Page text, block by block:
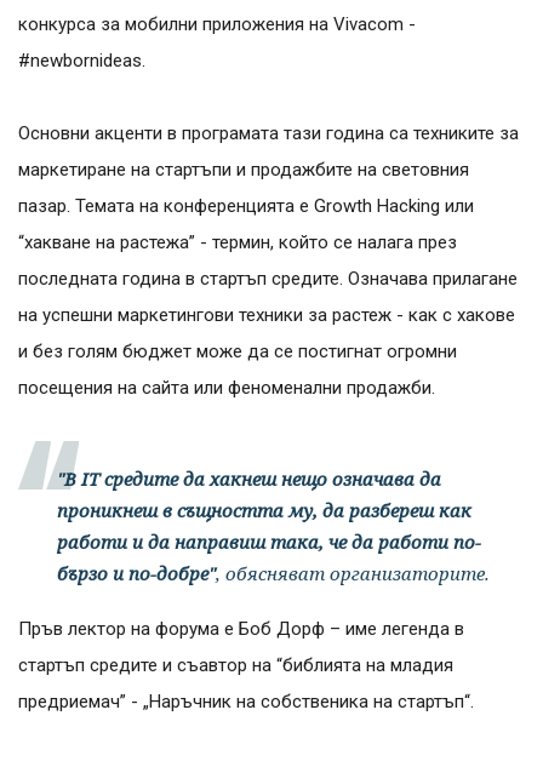
конкурса за мобилни приложения на Vivacom -
#newbornideas.
Основни акценти в програмата тази година са техниките за
маркетиране на стартъпи и продажбите на световния
пазар. Темата на конференцията е Growth Hacking или
“хакване на растежа” - термин, който се налага през
последната година в стартъп средите. Означава прилагане
на успешни маркетингови техники за растеж - как с хакове
и без голям бюджет може да се постигнат огромни
посещения на сайта или феноменални продажби.
"В IT средите да хакнеш нещо означава да
проникнеш в същността му, да разбереш как
работи и да направиш така, че да работи по-
бързо и по-добре", обясняват организаторите.
Пръв лектор на форума е Боб Дорф – име легенда в
стартъп средите и съавтор на “библията на младия
предриемач” - „Наръчник на собственика на стартъп“.